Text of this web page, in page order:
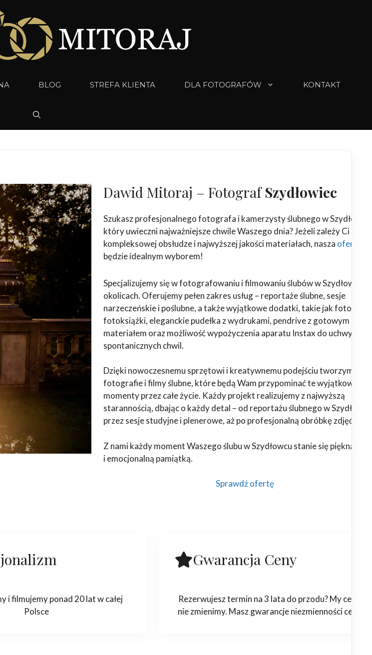
BLOG STREFA KLIENTA DLA FOTOGRAFÓW KONTAKT
Dawid Mitoraj – FotografSzydłowiec
Szukasz profesjonalnego fotografa i kamerzysty ślubnego w
który uwieczni najważniejsze chwile Waszego dnia? Jeżeli zależy Ci na
kompleksowej obsłudze i najwyższej jakości materiałach, nasza oferta
będzie idealnym wyborem!
Specjalizujemy się w fotografowaniu i filmowaniu ślubów w Szydłowcu i
okolicach. Oferujemy pełen zakres usług – reportaże ślubne, sesje
narzeczeńskie i poślubne, a także wyjątkowe dodatki, takie jak
fotoksiążki, eleganckie pudełka z wydrukami, pendrive z gotowym
materiałem oraz możliwość wypożyczenia aparatu Instax do uchwycenia
spontanicznych chwil.
Dzięki nowoczesnemu sprzętowi i kreatywnemu podejściu tworzymy
fotografie i filmy ślubne, które będą Wam przypominać te wyjątkowe
momenty przez całe życie. Każdy projekt realizujemy z najwyższą
starannością, dbając o każdy detal – od reportażu ślubnego w
przez sesje studyjne i plenerowe, aż po profesjonalną obróbkę zdjęć i
Z nami każdy moment Waszego ślubu w Szydłowcu stanie się piękną,
i emocjonalną pamiątką.
Sprawdź ofertę
i filmujemy ponad 20 lat w całej
Polsce
Gwarancja Ceny
Rezerwujesz termin na 3 lata do przodu? My ceny
nie zmienimy. Masz gwarancje niezmienności ceny